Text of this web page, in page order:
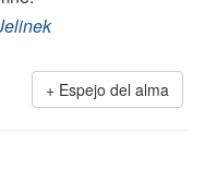
Espejo del alma